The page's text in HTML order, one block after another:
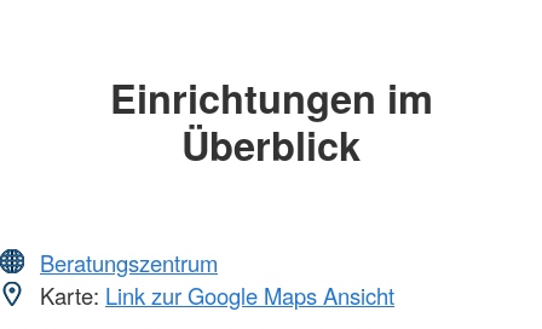
Einrichtungen im
Überblick
Beratungszentrum
Karte: Link zur Google Maps Ansicht